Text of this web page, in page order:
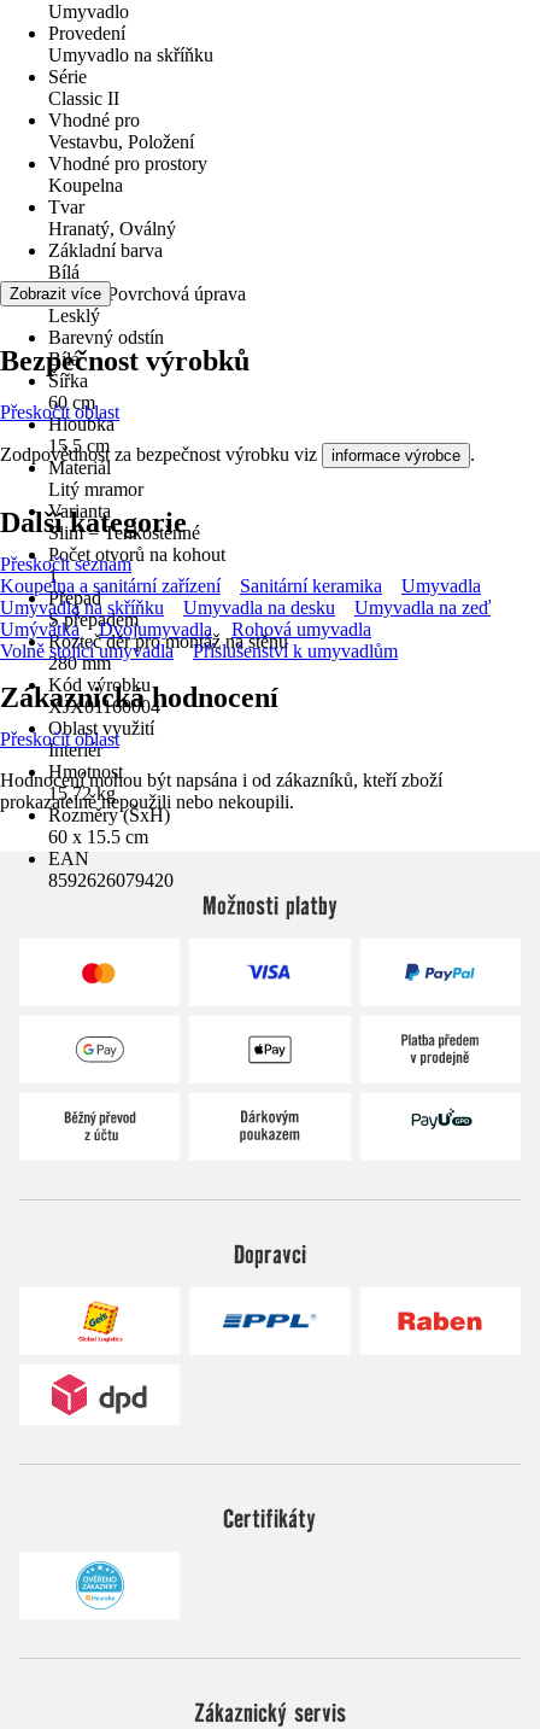
Umyvadlo
Provedení
Umyvadlo na skříňku
Série
Classic II
Vhodné pro
Vestavbu, Položení
Vhodné pro prostory
Koupelna
Tvar
Hranatý, Oválný
Základní barva
Bílá
Povrch/Povrchová úprava
Lesklý
Barevný odstín
Bílá
Šířka
60 cm
Hloubka
15,5 cm
Materiál
Litý mramor
Varianta
Slim = Tenkostěnné
Počet otvorů na kohout
1
Přepad
S přepadem
Rozteč děr pro montáž na stěnu
280 mm
Kód výrobku
XJX01160004
Oblast využití
Interiér
Hmotnost
15,72 kg
Rozměry (ŠxH)
60 x 15.5 cm
EAN
8592626079420
Zobrazit více
Bezpečnost výrobků
Přeskočit oblast
Zodpovědnost za bezpečnost výrobku viz informace výrobce .
Další kategorie
Přeskočit seznam
Koupelna a sanitární zařízení
Sanitární keramika
Umyvadla
Umyvadla na skříňku
Umyvadla na desku
Umyvadla na zeď
Umývátka
Dvojumyvadla
Rohová umyvadla
Volně stojící umyvadla
Příslušenství k umyvadlům
Zákaznická hodnocení
Přeskočit oblast
Hodnocení mohou být napsána i od zákazníků, kteří zboží
prokazatelně nepoužili nebo nekoupili.
Možnosti platby
Dopravci
Certifikáty
Zákaznický servis